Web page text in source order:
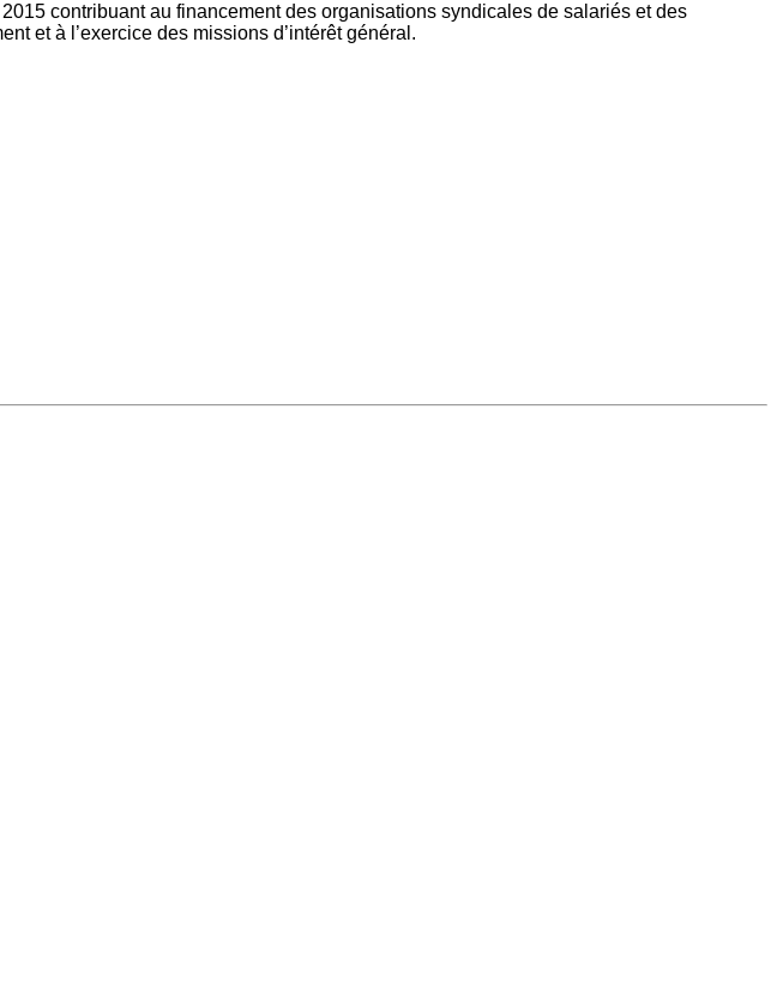
contribuant au financement des organisations syndicales de salariés et des
et à l’exercice des missions d’intérêt général.